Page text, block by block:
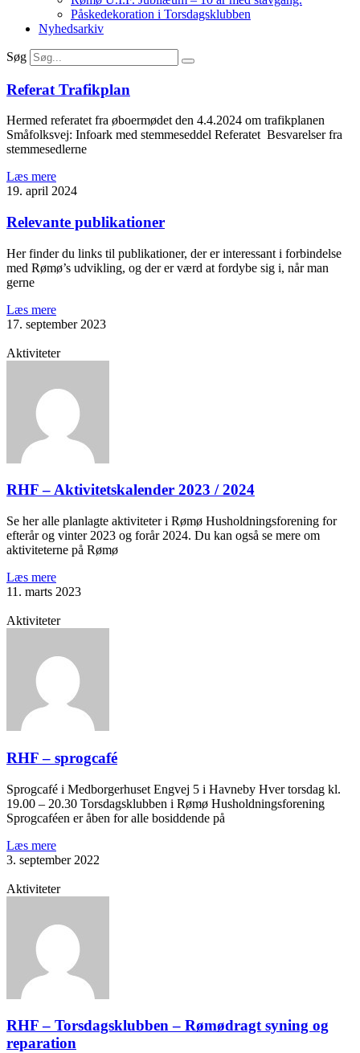
Påskedekoration i Torsdagsklubben
Nyhedsarkiv
Søg
Referat Trafikplan
Hermed referatet fra øboermødet den 4.4.2024 om trafikplanen
Småfolksvej: Infoark med stemmeseddel Referatet Besvarelser fra
stemmesedlerne
Læs mere
19. april 2024
Relevante publikationer
Her finder du links til publikationer, der er interessant i forbindelse
med Rømø’s udvikling, og der er værd at fordybe sig i, når man
gerne
Læs mere
17. september 2023
Aktiviteter
RHF – Aktivitetskalender 2023 / 2024
Se her alle planlagte aktiviteter i Rømø Husholdningsforening for
efterår og vinter 2023 og forår 2024. Du kan også se mere om
aktiviteterne på Rømø
Læs mere
11. marts 2023
Aktiviteter
RHF – sprogcafé
Sprogcafé i Medborgerhuset Engvej 5 i Havneby Hver torsdag kl.
19.00 – 20.30 Torsdagsklubben i Rømø Husholdningsforening
Sprogcaféen er åben for alle bosiddende på
Læs mere
3. september 2022
Aktiviteter
RHF – Torsdagsklubben – Rømødragt syning og
reparation